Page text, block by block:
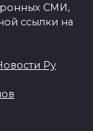
СМИ,
ссылки на
Ру